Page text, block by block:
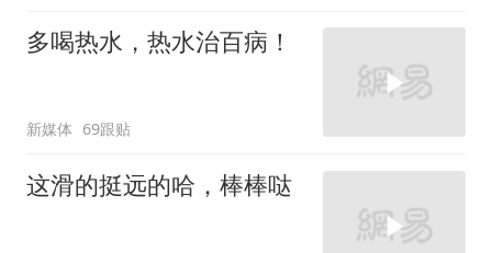
多喝热水，热水治百病！
新媒体 69跟贴
这滑的挺远的哈，棒棒哒